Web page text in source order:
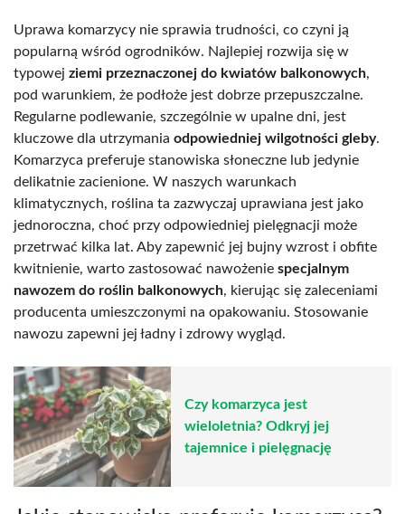
Uprawa komarzycy nie sprawia trudności, co czyni ją
popularną wśród ogrodników. Najlepiej rozwija się w
typowej ziemi przeznaczonej do kwiatów balkonowych,
pod warunkiem, że podłoże jest dobrze przepuszczalne.
Regularne podlewanie, szczególnie w upalne dni, jest
kluczowe dla utrzymania odpowiedniej wilgotności gleby.
Komarzyca preferuje stanowiska słoneczne lub jedynie
delikatnie zacienione. W naszych warunkach
klimatycznych, roślina ta zazwyczaj uprawiana jest jako
jednoroczna, choć przy odpowiedniej pielęgnacji może
przetrwać kilka lat. Aby zapewnić jej bujny wzrost i obfite
kwitnienie, warto zastosować nawożenie specjalnym
nawozem do roślin balkonowych, kierując się zaleceniami
producenta umieszczonymi na opakowaniu. Stosowanie
nawozu zapewni jej ładny i zdrowy wygląd.
Czy komarzyca jest
wieloletnia? Odkryj jej
tajemnice i pielęgnację